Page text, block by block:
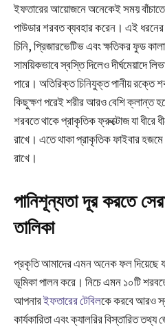
ইফতারের আয়োজনে অনেকেই সময় বাঁচাতে
পাউডার শরবত ব্যবহার করেন। এই ধরনের
চিনি, প্রিজারভেটিভ এবং ক্ষতিকর ফুড
সাময়িকভাবে স্বস্তি দিলেও দীর্ঘমেয়াদে
পারে। অতিরিক্ত চিনিযুক্ত পানীয় রক্তে
কিছুক্ষণ পরেই শরীর আরও বেশি ক্লান্ত
শরবতে থাকে প্রাকৃতিক ফ্রুক্টোজ যা ধীরে
রাখে। এতে থাকা প্রাকৃতিক ফাইবার
রাখে।
পানিশূন্যতা দূর করতে
তালিকা
প্রকৃতি আমাদের এমন অনেক ফল দিয়েছে যা
ভূমিকা পালন করে। নিচে এমন ১০টি
আপনারইফতারের টেবিলকে করবে আরও
কার্যকারিতা এবং ক্যালরির বিস্তারিত